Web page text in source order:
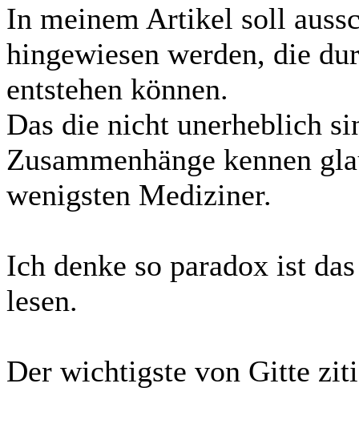
In meinem Artikel soll
hingewiesen werden, die
entstehen können.
Das die nicht unerheblich
Zusammenhänge kennen
wenigsten Mediziner.
Ich denke so paradox ist
lesen.
Der wichtigste von Gitte